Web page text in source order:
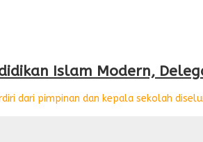
Islam Modern,
dari pimpinan dan kepala sekolah